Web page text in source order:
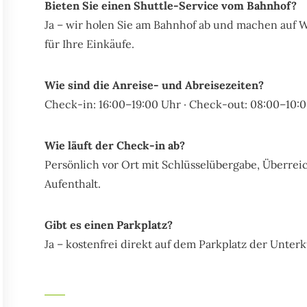
Bieten Sie einen Shuttle-Service vom Bahnhof?
Ja – wir holen Sie am Bahnhof ab und machen
für Ihre Einkäufe.
Wie sind die Anreise- und Abreisezeiten?
Check-in: 16:00–19:00 Uhr · Check-out:
Wie läuft der Check-in ab?
Persönlich vor Ort mit Schlüsselübergabe,
Aufenthalt.
Gibt es einen Parkplatz?
Ja – kostenfrei direkt auf dem Parkplatz der